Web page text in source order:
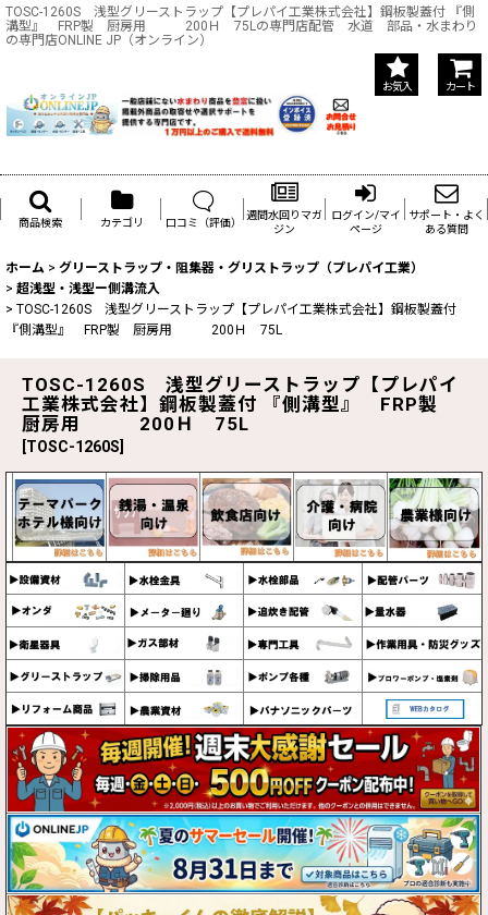
TOSC-1260S 浅型グリーストラップ【プレパイ工業株式会社】鋼板製蓋付 『側
溝型』 FRP製 厨房用 200Ｈ 75Lの専門店配管 水道 部品・水まわり
の専門店ONLINE JP（オンライン）
お気入 カート
商品検索 カテゴリ 口コミ（評価）
週間水回りマガ
ジン
ログイン/マイ
ページ
サポート・よく
ある質問
ホーム > グリーストラップ・阻集器・グリストラップ（プレパイ工業）
> 超浅型・浅型ー側溝流入
> TOSC-1260S 浅型グリーストラップ【プレパイ工業株式会社】鋼板製蓋付
『側溝型』 FRP製 厨房用 200Ｈ 75L
TOSC-1260S 浅型グリーストラップ【プレパイ
工業株式会社】鋼板製蓋付 『側溝型』 FRP製
厨房用 200Ｈ 75L
TOSC-1260S